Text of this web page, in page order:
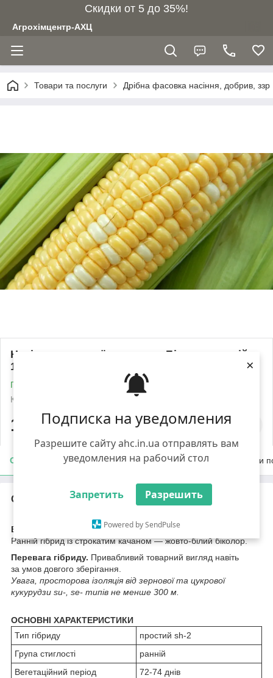
Подписка на уведомления
Разрешите сайту ahc.in.ua отправлять вам
уведомления на рабочий стол
Запретить Разрешить
Powered by SendPulse
×
Скидки от 5 до 35%!
Агрохімцентр-АХЦ
Товари та послуги Дрібна фасовка насіння, добрив, ззр
Насіння цукрової кукурудзи Біколор ранній
100 шт
Готово до відправки
Код: 580
111 ₴
Опис Характеристики Доставка Оплата Умови
Опис
Біколор
— гібрид цукрової кукурудзи надцукрового sh-2 типу.
Ранній гібрид із строкатим качаном — жовто-білий біколор.
Перевага гібриду. Привабливий товарний вигляд навіть
за умов довгого зберігання.
Увага, просторова ізоляція від зернової та цукрової
кукурудзи su-, se- типів не менше 300 м.
ОСНОВНІ ХАРАКТЕРИСТИКИ
Тип гібриду
простий sh-2
Група стиглості
ранній
Вегетаційний період
72-74 днів